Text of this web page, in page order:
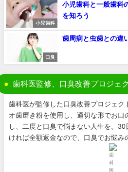
小児歯科
小児歯科と一般歯科
を知ろう
口臭
歯周病と虫歯との違
歯科医監修、口臭改善プロジェ
歯科医が監修した口臭改善プロジェク
オ歯磨き粉を使用し、適切な形でお口
し、二度と口臭で悩まない人生を。
ければ全額返金なので、口臭でお悩み